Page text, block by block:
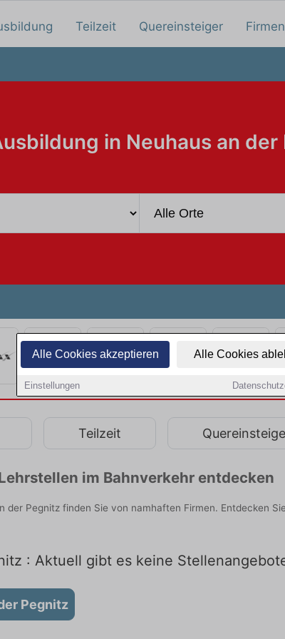
Alle Cookies akzeptieren Alle Cookies
Einstellungen
Teilzeit Quereinsteiger Firmen
in Neuhaus an der
Teilzeit
im Bahnverkehr entdecken
der Pegnitz finden Sie von namhaften Firmen. Entdecken
: Aktuell gibt es keine
Pegnitz